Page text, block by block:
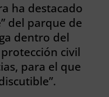
ha destacado
del parque de
dentro del
civil
para el que